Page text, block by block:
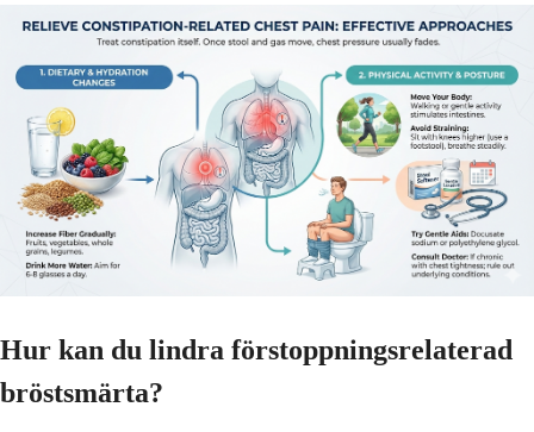
Hur kan du lindra förstoppningsrelaterad
bröstsmärta?